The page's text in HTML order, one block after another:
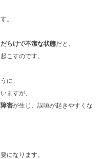
。
らけで不潔な状態だと、
こすのです。
に
ますが、
害が生じ、誤嚥が起きやすくな
になります。